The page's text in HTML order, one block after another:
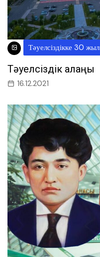
Тәуелсіздікке 30 жыл
Тәуелсіздік алаңы
16.12.2021